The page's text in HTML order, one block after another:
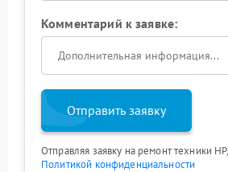
Комментарий к заявке:
Отправить заявку
Отправляя заявку на ремонт техники
Политикой конфиденциальности